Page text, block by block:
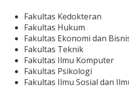
Fakultas Kedokteran
Fakultas Hukum
Fakultas Ekonomi dan
Fakultas Teknik
Fakultas Ilmu Komputer
Fakultas Psikologi
Fakultas Ilmu Sosial dan